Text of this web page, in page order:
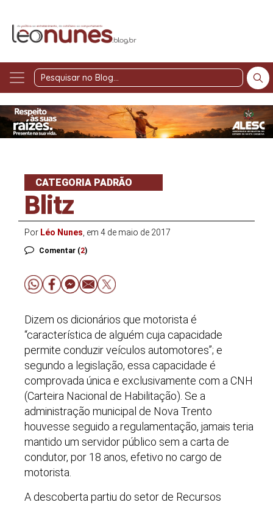
Pesquisar
Blog
CATEGORIA PADRÃO
Blitz
Por Léo Nunes , em 4 de maio de 2017
Comentar (2)
Dizem os dicionários que motorista é
“característica de alguém cuja capacidade
permite conduzir veículos automotores”; e
segundo a legislação, essa capacidade é
comprovada única e exclusivamente com a CNH
(Carteira Nacional de Habilitação). Se a
administração municipal de Nova Trento
houvesse seguido a regulamentação, jamais teria
mantido um servidor público sem a carta de
condutor, por 18 anos, efetivo no cargo de
motorista.
A descoberta partiu do setor de Recursos